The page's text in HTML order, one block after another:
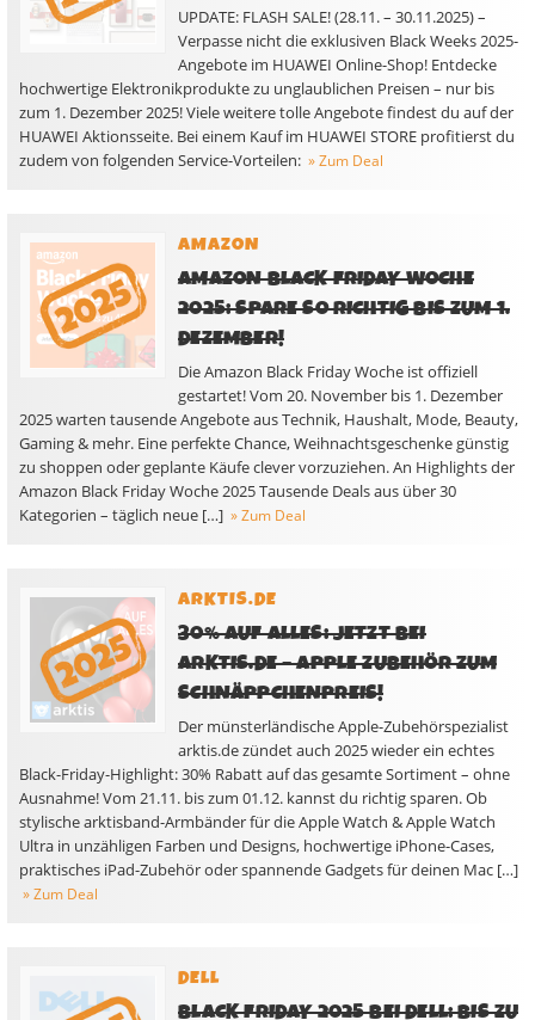
UPDATE: FLASH SALE! (28.11. – 30.11.2025) –
Verpasse nicht die exklusiven Black Weeks 2025-
Angebote im HUAWEI Online-Shop! Entdecke
hochwertige Elektronikprodukte zu unglaublichen Preisen – nur bis
zum 1. Dezember 2025! Viele weitere tolle Angebote findest du auf der
HUAWEI Aktionsseite. Bei einem Kauf im HUAWEI STORE profitierst du
zudem von folgenden Service-Vorteilen: » Zum Deal
AMAZON
AMAZON BLACK FRIDAY WOCHE
2025: SPARE SO RICHTIG BIS ZUM 1.
DEZEMBER!
Die Amazon Black Friday Woche ist offiziell
gestartet! Vom 20. November bis 1. Dezember
2025 warten tausende Angebote aus Technik, Haushalt, Mode, Beauty,
Gaming & mehr. Eine perfekte Chance, Weihnachtsgeschenke günstig
zu shoppen oder geplante Käufe clever vorzuziehen. An Highlights der
Amazon Black Friday Woche 2025 Tausende Deals aus über 30
Kategorien – täglich neue […] » Zum Deal
ARKTIS.DE
30% AUF ALLES: JETZT BEI
ARKTIS.DE – APPLE ZUBEHÖR ZUM
SCHNÄPPCHENPREIS!
Der münsterländische Apple-Zubehörspezialist
arktis.de zündet auch 2025 wieder ein echtes
Black-Friday-Highlight: 30% Rabatt auf das gesamte Sortiment – ohne
Ausnahme! Vom 21.11. bis zum 01.12. kannst du richtig sparen. Ob
stylische arktisband-Armbänder für die Apple Watch & Apple Watch
Ultra in unzähligen Farben und Designs, hochwertige iPhone-Cases,
praktisches iPad-Zubehör oder spannende Gadgets für deinen Mac […]
» Zum Deal
DELL
BLACK FRIDAY 2025 BEI DELL: BIS ZU